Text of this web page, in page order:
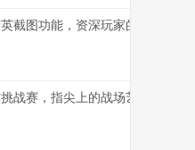
截图功能，资深玩家的操作心得
战赛，指尖上的战场艺术